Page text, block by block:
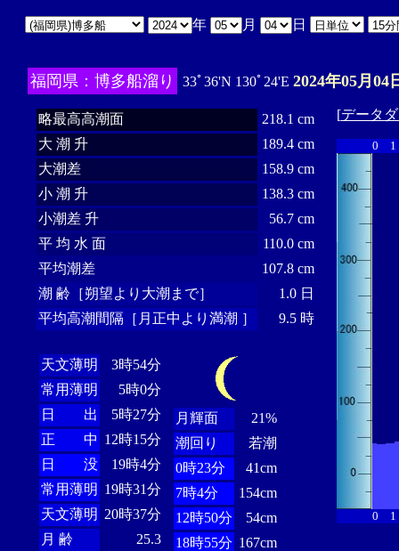
年 月 日
福岡県：博多船溜り 33ﾟ36'N 130ﾟ24'E 2024年05月04
略最高高潮面
218.1 cm
大 潮 升
189.4 cm
大潮差
158.9 cm
小 潮 升
138.3 cm
小潮差 升
56.7 cm
平 均 水 面
110.0 cm
平均潮差
107.8 cm
潮 齢［朔望より大潮まで］
1.0 日
平均高潮間隔［月正中より満潮 ］
9.5 時
天文薄明
3時54分
常用薄明
5時0分
日 出
5時27分
正 中 12時15分
日 没
19時4分
常用薄明 19時31分
天文薄明 20時37分
月 齢
25.3
月輝面
21%
潮回り
若潮
0時23分
41cm
7時4分
154cm
12時50分
54cm
18時55分 167cm
[データ
0 1
0 1